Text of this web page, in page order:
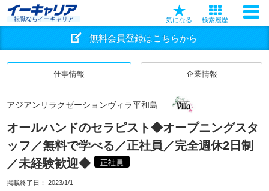
転職ならイーキャリア 気になる 検索履歴
無料会員登録はこちらから
仕事情報 企業情報
アジアンリラクゼーションヴィラ平和島
オールハンドのセラピスト◆オープニングスタ
ッフ／無料で学べる／正社員／完全週休2日制
／未経験歓迎◆
正社員
掲載終了日： 2023/1/1